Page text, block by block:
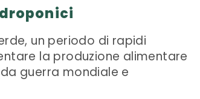
un periodo di rapidi
la produzione alimentare
guerra mondiale e